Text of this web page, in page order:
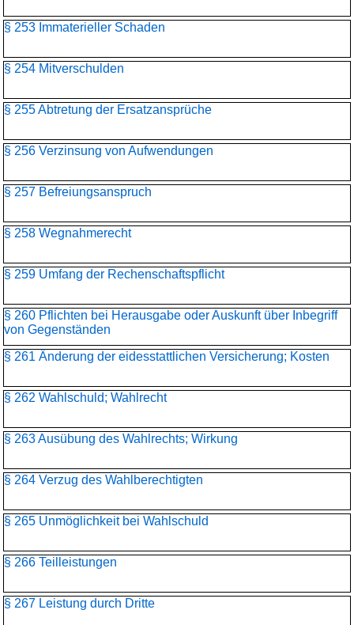
§ 253 Immaterieller Schaden
§ 254 Mitverschulden
§ 255 Abtretung der Ersatzansprüche
§ 256 Verzinsung von Aufwendungen
§ 257 Befreiungsanspruch
§ 258 Wegnahmerecht
§ 259 Umfang der Rechenschaftspflicht
§ 260 Pflichten bei Herausgabe oder Auskunft über Inbegriff
von Gegenständen
§ 261 Änderung der eidesstattlichen Versicherung; Kosten
§ 262 Wahlschuld; Wahlrecht
§ 263 Ausübung des Wahlrechts; Wirkung
§ 264 Verzug des Wahlberechtigten
§ 265 Unmöglichkeit bei Wahlschuld
§ 266 Teilleistungen
§ 267 Leistung durch Dritte